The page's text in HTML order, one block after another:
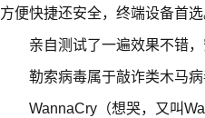
方便快捷还安全，终端设备首选
亲自测试了一遍效果不错，
勒索病毒属于敲诈类木马病
WannaCry（想哭，又叫